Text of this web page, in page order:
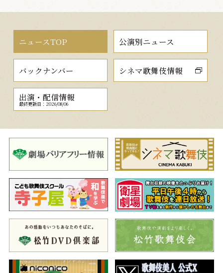
ニュースTOP 公演別ニュース
バックナンバー シネマ歌舞伎情報
出演・配信情報
最終更新日：2026/08/06